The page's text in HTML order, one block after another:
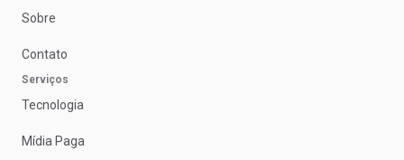
Sobre
Contato
Serviços
Tecnologia
Mídia Paga